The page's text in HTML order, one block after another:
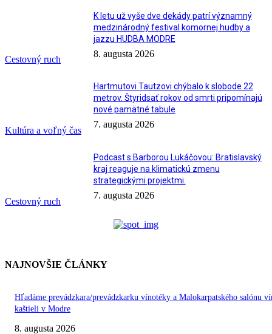
Cestovný ruch
K letu už vyše dve dekády patrí významný
medzinárodný festival komornej hudby a
jazzu HUDBA MODRE
8. augusta 2026
Kultúra a voľný čas
Hartmutovi Tautzovi chýbalo k slobode 22
metrov. Štyridsať rokov od smrti pripomínajú
nové pamätné tabule
7. augusta 2026
Cestovný ruch
Podcast s Barborou Lukáčovou: Bratislavský
kraj reaguje na klimatickú zmenu
strategickými projektmi.
7. augusta 2026
NAJNOVŠIE ČLÁNKY
Hľadáme prevádzkara/prevádzkarku vínotéky a Malokarpatského salónu
kaštieli v Modre
8. augusta 2026